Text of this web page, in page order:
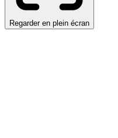
Regarder en plein écran